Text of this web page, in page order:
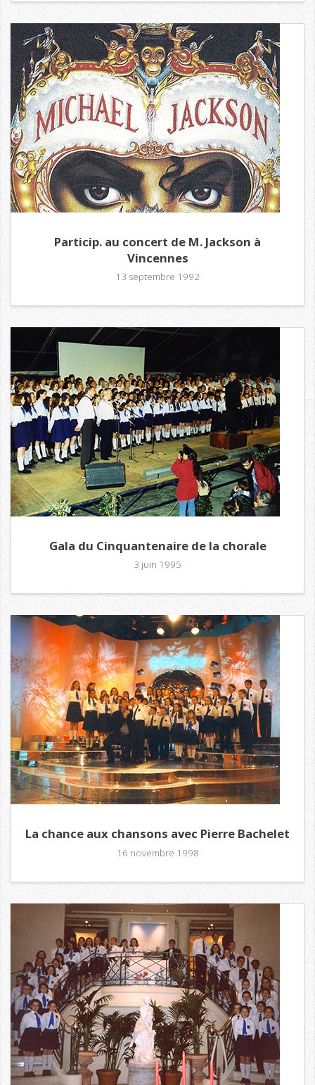
Particip. au concert de M. Jackson à
Vincennes
13 septembre 1992
Gala du Cinquantenaire de la chorale
3 juin 1995
La chance aux chansons avec Pierre Bachelet
16 novembre 1998